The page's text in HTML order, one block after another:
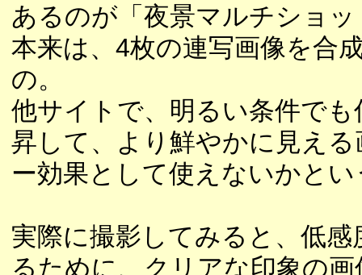
あるのが「夜景マルチショッ
本来は、4枚の連写画像を合
の。
他サイトで、明るい条件で
昇して、より鮮やかに見え
ー効果として使えないかと
実際に撮影してみると、低
るために、クリアな印象の